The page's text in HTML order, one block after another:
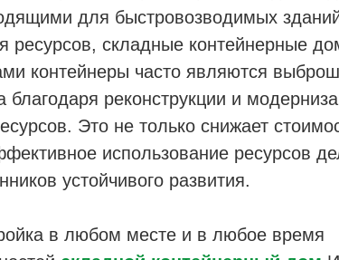
для быстровозводимых
ресурсов, складные контейнерные
контейнеры часто являются
реконструкции и
Это не только снижает
использование ресурсов
устойчивого развития.
в любом месте и в любое время